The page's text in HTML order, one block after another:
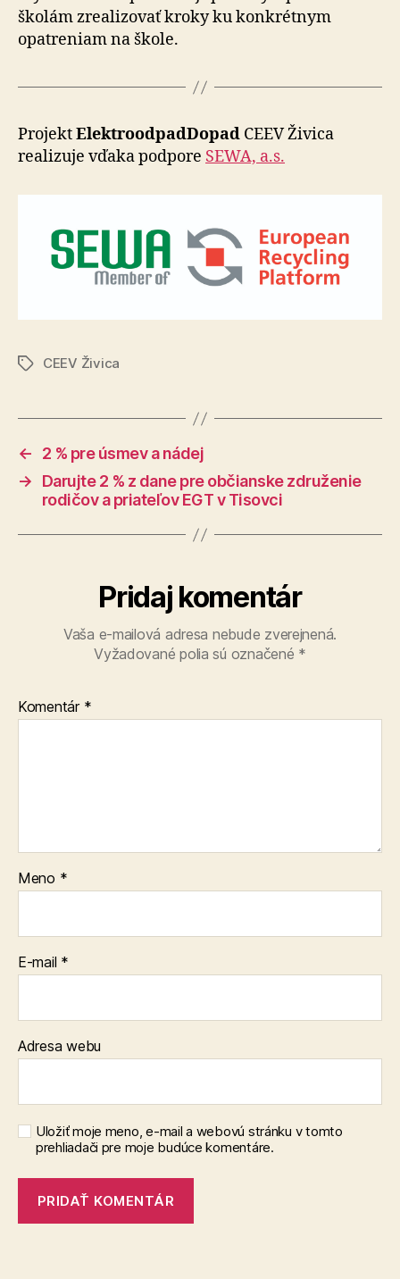
školám zrealizovať kroky ku konkrétnym
opatreniam na škole.
ProjektElektroodpadDopad CEEV Živica
realizuje vďaka podpore SEWA, a.s.
ZnačkyCEEV Živica
←
2 % pre úsmev a nádej
→
Darujte 2 % z dane pre občianske združenie
rodičov a priateľov EGT v Tisovci
Pridaj komentár
Vaša e-mailová adresa nebude zverejnená.
Vyžadované polia sú označené *
Komentár *
Meno *
E-mail *
Adresa webu
Uložiť moje meno, e-mail a webovú stránku v tomto
prehliadači pre moje budúce komentáre.